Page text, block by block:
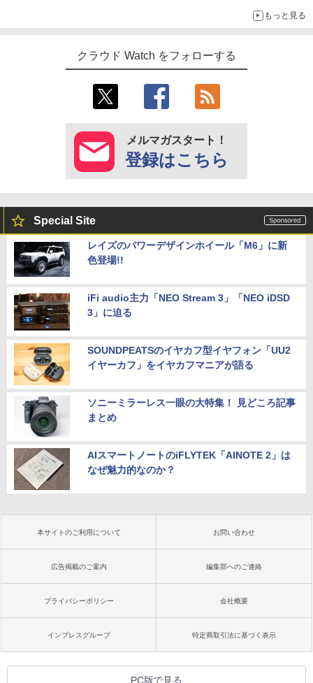
もっと見る
クラウド Watch をフォローする
メルマガスタート！
登録はこちら
Special Site
レイズのパワーデザインホイール「M6」に新
色登場!!
iFi audio主力「NEO Stream 3」「NEO iDSD
3」に迫る
SOUNDPEATSのイヤカフ型イヤフォン「UU2
イヤーカフ」をイヤカフマニアが語る
ソニーミラーレス一眼の大特集！ 見どころ記事
まとめ
AIスマートノートのiFLYTEK「AINOTE 2」は
なぜ魅力的なのか？
本サイトのご利用について お問い合わせ
広告掲載のご案内 編集部へのご連絡
プライバシーポリシー 会社概要
インプレスグループ 特定商取引法に基づく表示
PC版で見る